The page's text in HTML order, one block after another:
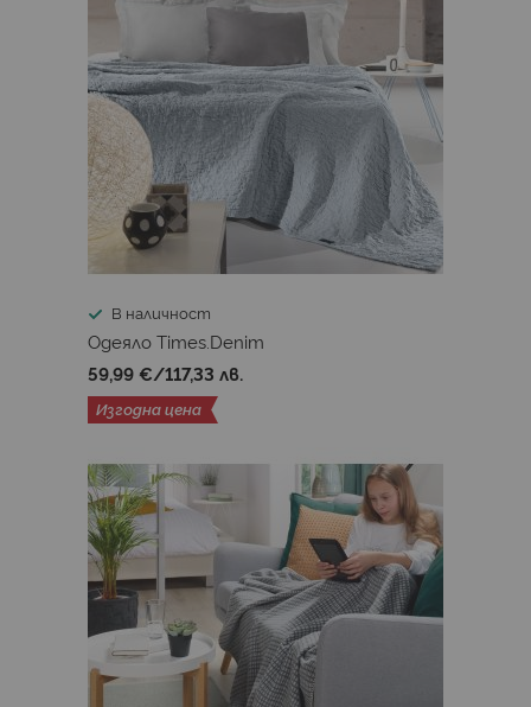
В наличност
Одеяло Times.Denim
59,99 €/117,33 лв.
Изгодна цена